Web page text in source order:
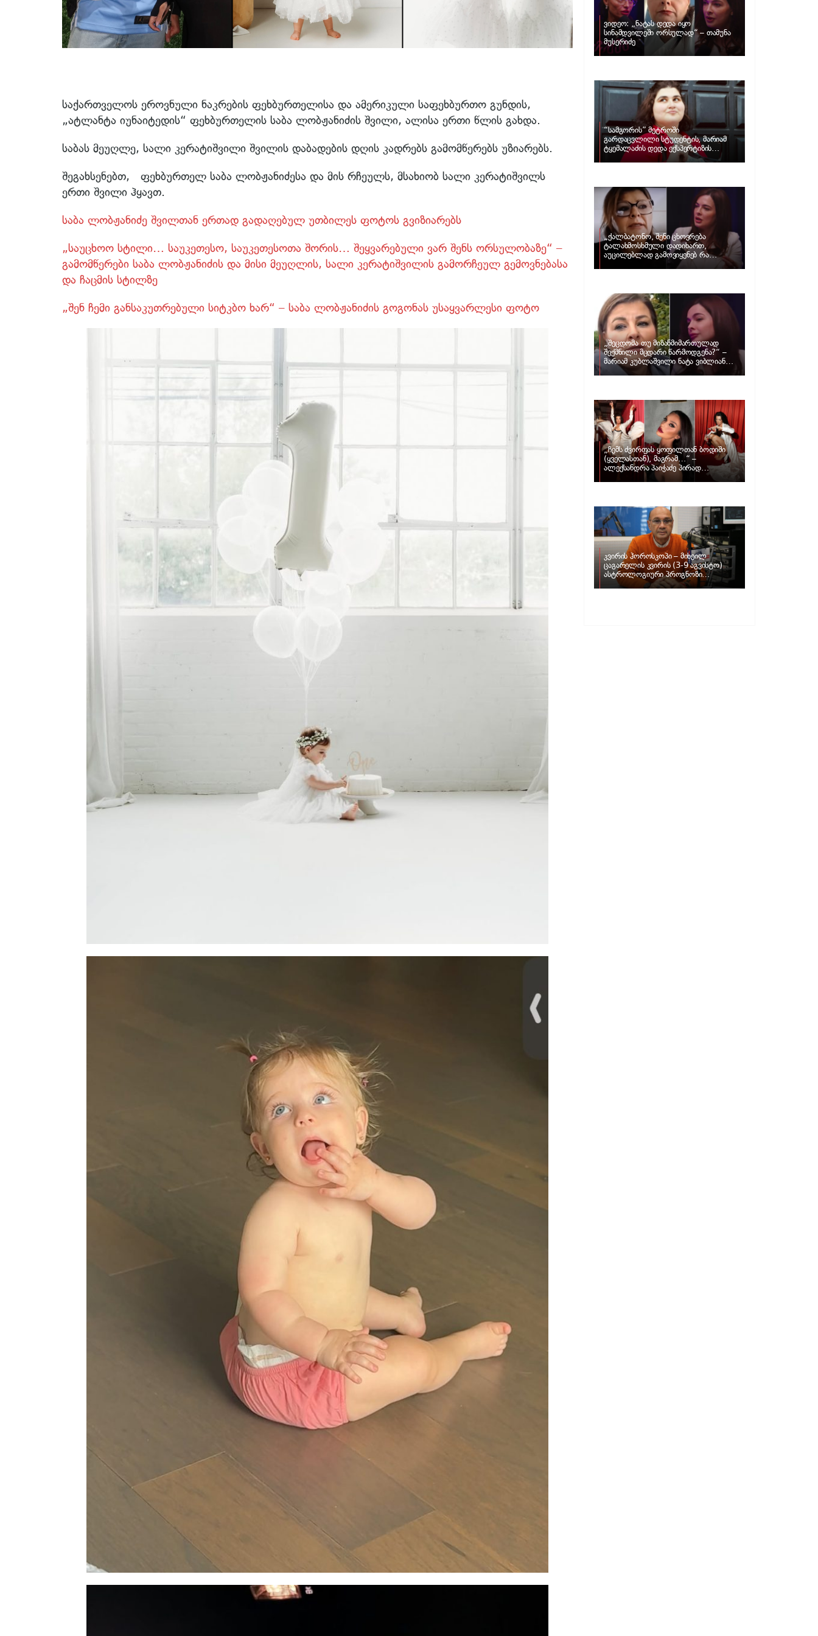
საქართველოს ეროვნული ნაკრების ფეხბურთელისა და ამერიკული საფეხბურთო გუნდის,
„ატლანტა იუნაიტედის“ ფეხბურთელის საბა ლობჟანიძის შვილი, ალისა ერთი წლის გახდა.
საბას მეუღლე, სალი კერატიშვილი შვილის დაბადების დღის კადრებს გამომწერებს უზიარებს.
შეგახსენებთ, ფეხბურთელ საბა ლობჟანიძესა და მის რჩეულს, მსახიობ სალი კერატიშვილს
ერთი შვილი ჰყავთ.
საბა ლობჟანიძე შვილთან ერთად გადაღებულ უთბილეს ფოტოს გვიზიარებს
„საუცხოო სტილი… საუკეთესო, საუკეთესოთა შორის… შეყვარებული ვარ შენს ორსულობაზე“ –
გამომწერები საბა ლობჟანიძის და მისი მეუღლის, სალი კერატიშვილის გამორჩეულ გემოვნებასა
და ჩაცმის სტილზე
„შენ ჩემი განსაკუთრებული სიტკბო ხარ“ – საბა ლობჟანიძის გოგონას უსაყვარლესი ფოტო
ვიდეო: „ნატას დედა იყო
სინამდვილეში ორსულად“ – თამუნა
მუსერიძე
“სამგორის” მეტროში
გარდაცვლილი სტუდენტის, მარიამ
ტყემალაძის დედა ექსპერტიზის
პასუხს აქვეყნებს – რა გახდა გოგონას
„ქალბატონო, შენი ცხოვრება
ტალახმოსხმული დადიხართ,
აუცილებლად გამოვიყენებ რა
ინფორმაციაც მაქვს“… – რა
„შეცდომა თუ მიზანმიმართულად
შექმნილი მცდარი წარმოდგენა?“ –
მარიამ კუბლაშვილი ნატა ვიბლიანის
საქმეზე ვიდეომიმართვას ავრცელებს
„ჩემს ძვირფას ყოფილთან ბოდიში
(ყველასთან), მაგრამ…“ –
ალექსანდრა პაიჭაძე პირად
კვირის ჰოროსკოპი – მიხეილ
ცაგარელის კვირის (3-9 აგვისტო)
ასტროლოგიური პროგნოზი
ზოდიაქოს ნიშნებისთვის